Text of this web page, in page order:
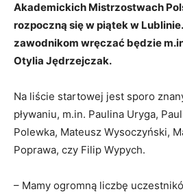
Akademickich Mistrzostwach
rozpoczną się w piątek w
zawodnikom wręczać będzie
Otylia Jędrzejczak.
Na liście startowej jest sporo
pływaniu, m.in. Paulina Uryga,
Polewka, Mateusz Wysoczyński,
Poprawa, czy Filip Wypych.
– Mamy ogromną liczbę